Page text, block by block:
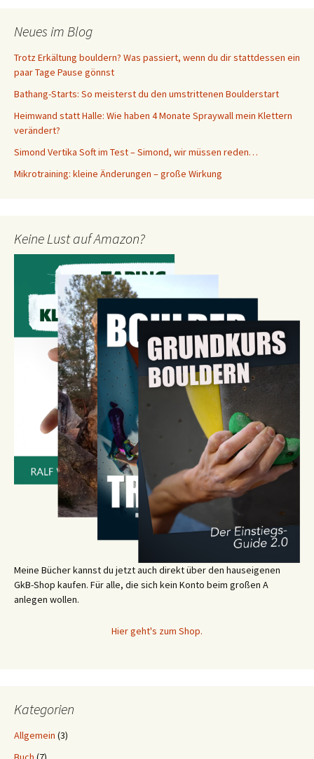
Neues im Blog
Trotz Erkältung bouldern? Was passiert, wenn du dir stattdessen ein
paar Tage Pause gönnst
Bathang-Starts: So meisterst du den umstrittenen Boulderstart
Heimwand statt Halle: Wie haben 4 Monate Spraywall mein Klettern
verändert?
Simond Vertika Soft im Test – Simond, wir müssen reden…
Mikrotraining: kleine Änderungen – große Wirkung
Keine Lust auf Amazon?
Meine Bücher kannst du jetzt auch direkt über den hauseigenen
GkB-Shop kaufen. Für alle, die sich kein Konto beim großen A
anlegen wollen.
Hier geht's zum Shop.
Kategorien
Allgemein (3)